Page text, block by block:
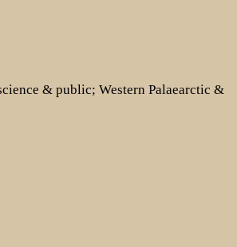
& public; Western Palaearctic &